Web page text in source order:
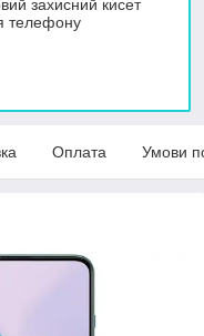
захисний кисет
телефону
Оплата Умови